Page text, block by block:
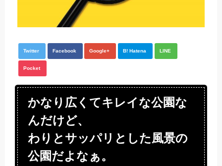
Twitter Facebook Google+ B! Hatena LINE
Pocket
かなり広くてキレイな公園な
んだけど、
わりとサッパリとした風景の
公園だよなぁ。